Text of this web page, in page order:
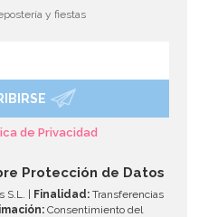
0,5 Lt
y fiestas
de Privacidad
Protección de Datos
S.L. | Finalidad: Transferencias
Consentimiento del